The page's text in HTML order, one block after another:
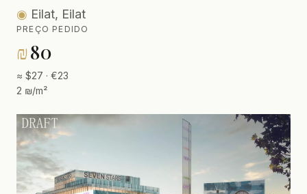
◉ Eilat, Eilat
PREÇO PEDIDO
₪80
≈ $27 · €23
2 ₪/m²